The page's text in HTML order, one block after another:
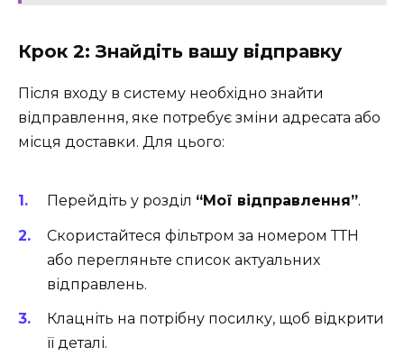
Крок 2: Знайдіть вашу відправку
Після входу в систему необхідно знайти
відправлення, яке потребує зміни адресата або
місця доставки. Для цього:
Перейдіть у розділ “Мої відправлення”.
Скористайтеся фільтром за номером ТТН
або перегляньте список актуальних
відправлень.
Клацніть на потрібну посилку, щоб відкрити
її деталі.